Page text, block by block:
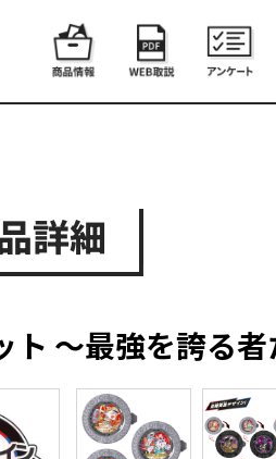
詳細
ト ～最強を誇る